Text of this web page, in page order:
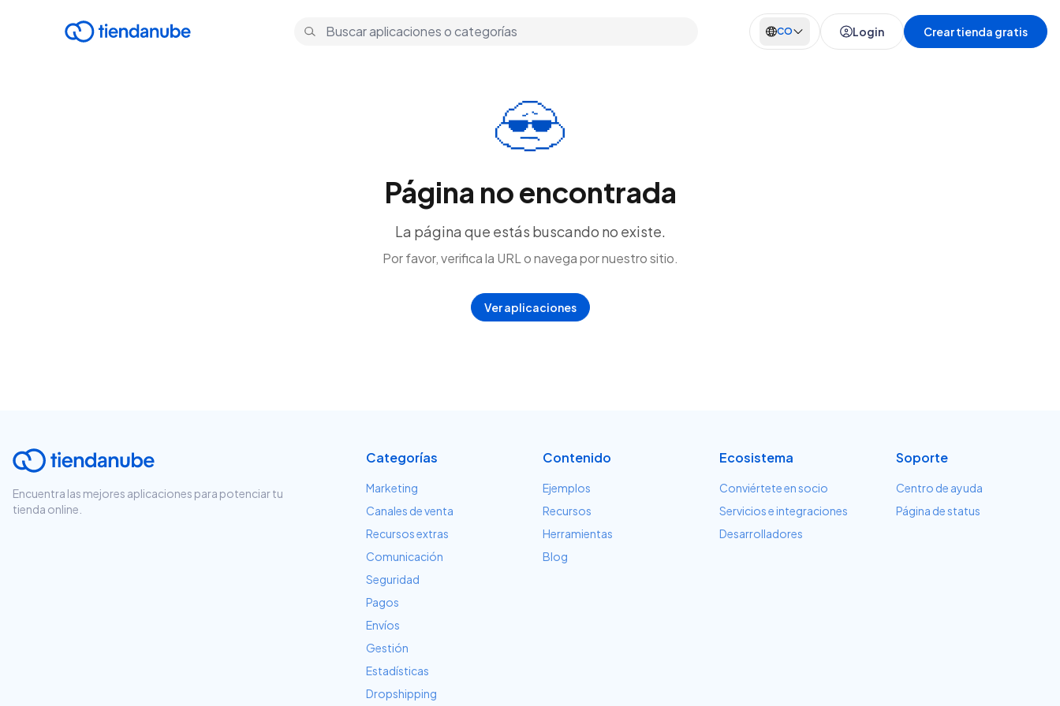
CO Login Crear tienda gratis
Página no encontrada
La página que estás buscando no existe.
Por favor, verifica la URL o navega por nuestro sitio.
Ver aplicaciones
Encuentra las mejores aplicaciones para potenciar tu
tienda online.
Categorías
Marketing
Canales de venta
Recursos extras
Comunicación
Seguridad
Pagos
Envíos
Gestión
Estadísticas
Dropshipping
Contenido
Ejemplos
Recursos
Herramientas
Blog
Ecosistema
Conviértete en socio
Servicios e integraciones
Desarrolladores
Soporte
Centro de ayuda
Página de status